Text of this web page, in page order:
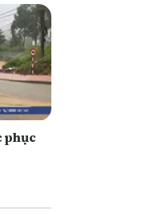
phục